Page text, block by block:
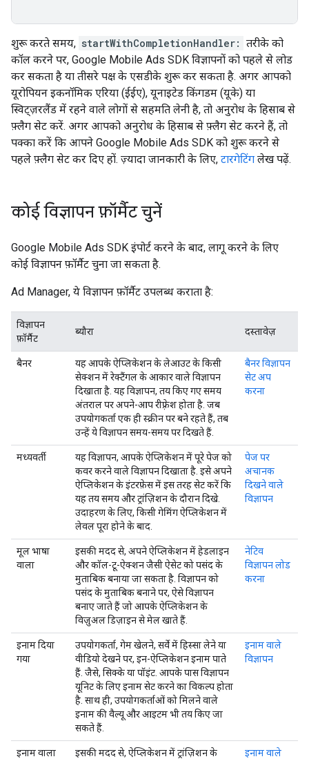
शुरू करते समय, startWithCompletionHandler: तरीके को
कॉल करने पर, Google Mobile Ads SDK विज्ञापनों को पहले से लोड
कर सकता है या तीसरे पक्ष के एसडीके शुरू कर सकता है. अगर आपको
यूरोपियन इकनॉमिक एरिया (ईईए), यूनाइटेड किंगडम (यूके) या
स्विट्ज़रलैंड में रहने वाले लोगों से सहमति लेनी है, तो अनुरोध के हिसाब से
फ़्लैग सेट करें. अगर आपको अनुरोध के हिसाब से फ़्लैग सेट करने हैं, तो
पक्का करें कि आपने Google Mobile Ads SDK को शुरू करने से
पहले फ़्लैग सेट कर दिए हों. ज़्यादा जानकारी के लिए, टारगेटिंग लेख पढ़ें.
कोई विज्ञापन फ़ॉर्मैट चुनें
Google Mobile Ads SDK इंपोर्ट करने के बाद, लागू करने के लिए
कोई विज्ञापन फ़ॉर्मैट चुना जा सकता है.
Ad Manager, ये विज्ञापन फ़ॉर्मैट उपलब्ध कराता है:
विज्ञापन
फ़ॉर्मैट
ब्यौरा दस्तावेज़
बैनर
यह आपके ऐप्लिकेशन के लेआउट के किसी
सेक्शन में रेक्टैंगल के आकार वाले विज्ञापन
दिखाता है. यह विज्ञापन, तय किए गए समय
अंतराल पर अपने-आप रीफ़्रेश होता है. जब
उपयोगकर्ता एक ही स्क्रीन पर बने रहते हैं, तब
उन्हें ये विज्ञापन समय-समय पर दिखते हैं.
बैनर विज्ञापन
सेट अप
करना
मध्यवर्ती
यह विज्ञापन, आपके ऐप्लिकेशन में पूरे पेज को
कवर करने वाले विज्ञापन दिखाता है. इसे अपने
ऐप्लिकेशन के इंटरफ़ेस में इस तरह सेट करें कि
यह तय समय और ट्रांज़िशन के दौरान दिखे.
उदाहरण के लिए, किसी गेमिंग ऐप्लिकेशन में
लेवल पूरा होने के बाद.
पेज पर
अचानक
दिखने वाले
विज्ञापन
मूल भाषा
वाला
इसकी मदद से, अपने ऐप्लिकेशन में हेडलाइन
और कॉल-टू-ऐक्शन जैसी ऐसेट को पसंद के
मुताबिक बनाया जा सकता है. विज्ञापन को
पसंद के मुताबिक बनाने पर, ऐसे विज्ञापन
बनाए जाते हैं जो आपके ऐप्लिकेशन के
विज़ुअल डिज़ाइन से मेल खाते हैं.
नेटिव
विज्ञापन लोड
करना
इनाम दिया
गया
उपयोगकर्ता, गेम खेलने, सर्वे में हिस्सा लेने या
वीडियो देखने पर, इन-ऐप्लिकेशन इनाम पाते
हैं. जैसे, सिक्के या पॉइंट. आपके पास विज्ञापन
यूनिट के लिए इनाम सेट करने का विकल्प होता
है. साथ ही, उपयोगकर्ताओं को मिलने वाले
इनाम की वैल्यू और आइटम भी तय किए जा
सकते हैं.
इनाम वाले
विज्ञापन
इनाम वाला
इसकी मदद से, ऐप्लिकेशन में ट्रांज़िशन के
इनाम वाले